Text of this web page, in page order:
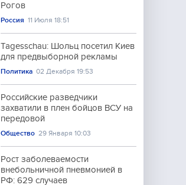
Рогов
Россия 11 Июля 18:51
Tagesschau: Шольц посетил Киев
для предвыборной рекламы
Политика 02 Декабря 19:53
Российские разведчики
захватили в плен бойцов ВСУ на
передовой
Общество 29 Января 10:03
Рост заболеваемости
внебольничной пневмонией в
РФ: 629 случаев